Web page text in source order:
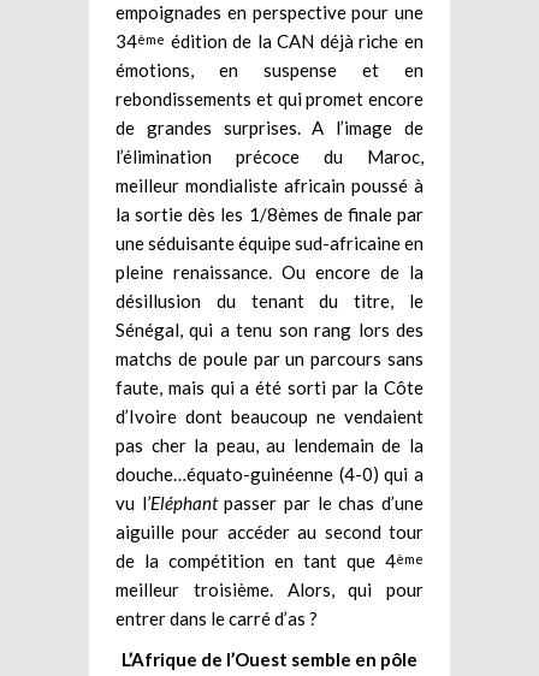
empoignades en perspective pour une
34ème édition de la CAN déjà riche en
émotions, en suspense et en
rebondissements et qui promet encore
de grandes surprises. A l’image de
l’élimination précoce du Maroc,
meilleur mondialiste africain poussé à
la sortie dès les 1/8èmes de finale par
une séduisante équipe sud-africaine en
pleine renaissance. Ou encore de la
désillusion du tenant du titre, le
Sénégal, qui a tenu son rang lors des
matchs de poule par un parcours sans
faute, mais qui a été sorti par la Côte
d’Ivoire dont beaucoup ne vendaient
pas cher la peau, au lendemain de la
douche…équato-guinéenne (4-0) qui a
vu l’Eléphantpasser par le chas d’une
aiguille pour accéder au second tour
de la compétition en tant que 4ème
meilleur troisième. Alors, qui pour
entrer dans le carré d’as ?
L’Afrique de l’Ouest semble en pôle